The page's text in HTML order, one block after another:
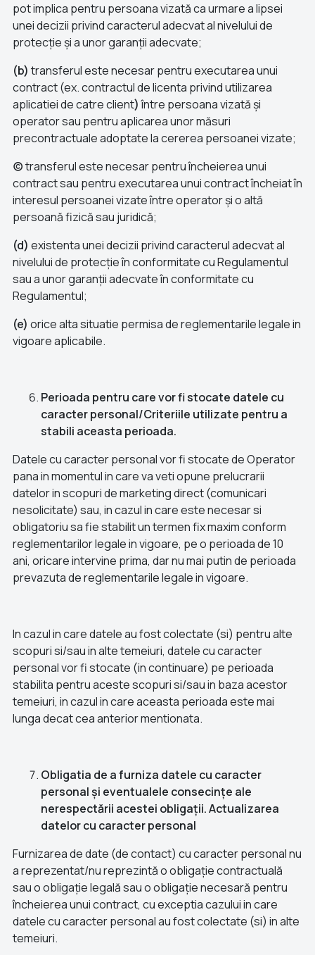
pot implica pentru persoana vizată ca urmare a lipsei
unei decizii privind caracterul adecvat al nivelului de
protecție și a unor garanții adecvate;
(b) transferul este necesar pentru executarea unui
contract (ex. contractul de licenta privind utilizarea
aplicatiei de catre client)între persoana vizată și
operator sau pentru aplicarea unor măsuri
precontractuale adoptate la cererea persoanei vizate;
(c)transferul este necesar pentru încheierea unui
contract sau pentru executarea unui contract încheiat în
interesul persoanei vizate între operator și o altă
persoană fizică sau juridică;
(d) existenta unei decizii privind caracterul adecvat al
nivelului de protecție în conformitate cu Regulamentul
sau a unor garanții adecvate în conformitate cu
Regulamentul;
(e) orice alta situatie permisa de reglementarile legale in
vigoare aplicabile.
Perioada pentru care vor fi stocate datele cu
caracter personal/Criteriile utilizate pentru a
stabili aceasta perioada.
Datele cu caracter personal vor fi stocate de Operator
pana in momentul in care va veti opune prelucrarii
datelor in scopuri de marketing direct (comunicari
nesolicitate) sau, in cazul in care este necesar si
obligatoriu sa fie stabilit un termen fix maxim conform
reglementarilor legale in vigoare, pe o perioada de 10
ani, oricare intervine prima, dar nu mai putin de perioada
prevazuta de reglementarile legale in vigoare.
In cazul in care datele au fost colectate (si) pentru alte
scopuri si/sau in alte temeiuri, datele cu caracter
personal vor fi stocate (in continuare) pe perioada
stabilita pentru aceste scopuri si/sau in baza acestor
temeiuri, in cazul in care aceasta perioada este mai
lunga decat cea anterior mentionata.
Obligatia de a furniza datele cu caracter
personal și eventualele consecințe ale
nerespectării acestei obligații. Actualizarea
datelor cu caracter personal
Furnizarea de date (de contact) cu caracter personal nu
a reprezentat/nu reprezintă o obligație contractuală
sau o obligație legală sau o obligație necesară pentru
încheierea unui contract, cu exceptia cazului in care
datele cu caracter personal au fost colectate (si) in alte
temeiuri.